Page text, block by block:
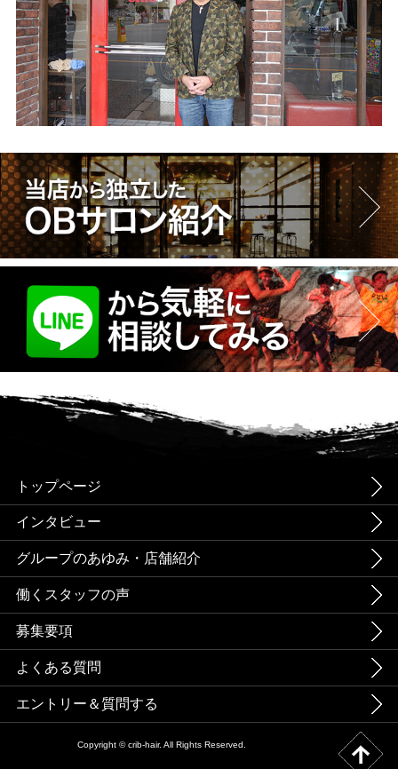
トップページ
インタビュー
グループのあゆみ・店舗紹介
働くスタッフの声
募集要項
よくある質問
エントリー＆質問する
Copyright © crib-hair. All Rights Reserved.